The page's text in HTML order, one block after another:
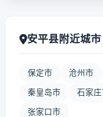
安平县附近城市
保定市 沧州市
秦皇岛市 石家庄
张家口市